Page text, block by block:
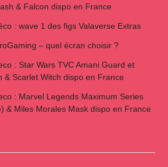
& Falcon dispo en France
: wave 1 des figs Valaverse Extras
– quel écran choisir ?
: Star Wars TVC Amani Guard et
& Scarlet Witch dispo en France
: Marvel Legends Maximum Series
& Miles Morales Mask dispo en France